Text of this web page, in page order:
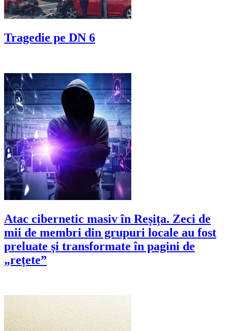
Tragedie pe DN 6
Atac cibernetic masiv în Reșița. Zeci de
mii de membri din grupuri locale au fost
preluate și transformate în pagini de
„rețete”